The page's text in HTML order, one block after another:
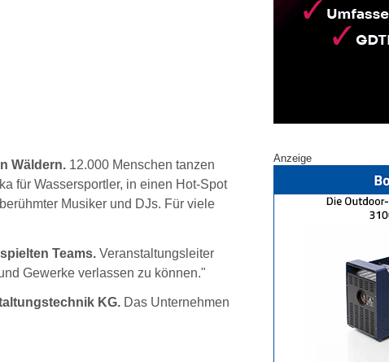
Wäldern. 12.000 Menschen tanzen
für Wassersportler, in einen Hot-Spot
Musiker und DJs. Für viele
Teams. Veranstaltungsleiter
Gewerke verlassen zu können."
KG. Das Unternehmen
Anzeige